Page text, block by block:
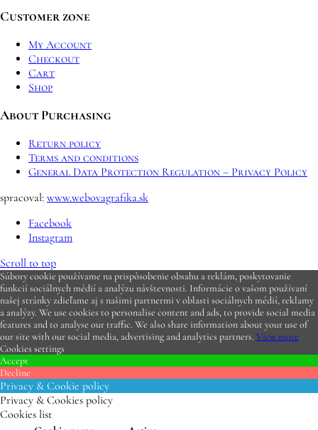
Customer zone
My Account
Checkout
Cart
Shop
About Purchasing
Return policy
Terms and conditions
General Data Protection Regulation – Privacy Policy
spracoval: www.webovagrafika.sk
Facebook
Instagram
Scroll to top
Súbory cookie používame na prispôsobenie obsahu a reklám, poskytovanie
funkcií sociálnych médií a analýzu návštevnosti. Informácie o vašom používaní
našej stránky zdieľame aj s našimi partnermi v oblasti sociálnych médií, reklamy
a analýzy. We use cookies to personalise content and ads, to provide social media
features and to analyse our traffic. We also share information about your use of
our site with our social media, advertising and analytics partners. View more
Cookies settings
Accept
Decline
Privacy & Cookie policy
Privacy & Cookies policy
Cookies list